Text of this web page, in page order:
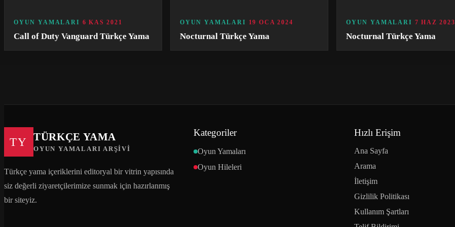
OYUN YAMALARI 6 KAS 2021
Call of Duty Vanguard Türkçe Yama
OYUN YAMALARI 19 OCA 2024
Nocturnal Türkçe Yama
OYUN YAMALARI 7 HAZ 2023
Nocturnal Türkçe Yama
TY TÜRKÇE YAMA
OYUN YAMALARI ARŞIVI
Türkçe yama içeriklerini editoryal bir vitrin yapısında
siz değerli ziyaretçilerimize sunmak için hazırlanmış
bir siteyiz.
Kategoriler
Oyun Yamaları
Oyun Hileleri
Hızlı Erişim
Ana Sayfa
Arama
İletişim
Gizlilik Politikası
Kullanım Şartları